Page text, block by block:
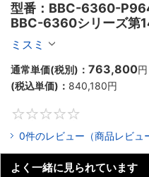
型番：BBC-6360-
BBC-6360シリーズ第
マウント2PCIe
ミスミ
通常単価(税別)： 763,800円
(税込単価)： 840,180円
0件のレビュー（商品レビュ
よく一緒に見られています